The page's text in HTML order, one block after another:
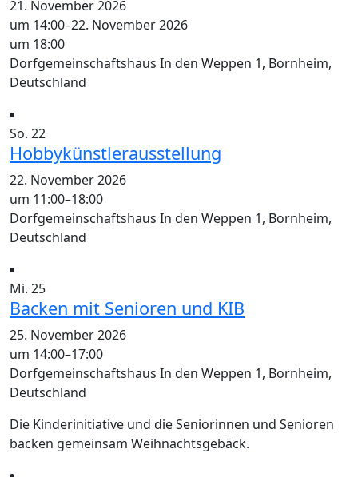
21. November 2026
um 14:00–22. November 2026
um 18:00
Dorfgemeinschaftshaus In den Weppen 1, Bornheim,
Deutschland
So. 22
Hobbykünstlerausstellung
22. November 2026
um 11:00–18:00
Dorfgemeinschaftshaus In den Weppen 1, Bornheim,
Deutschland
Mi. 25
Backen mit Senioren und KIB
25. November 2026
um 14:00–17:00
Dorfgemeinschaftshaus In den Weppen 1, Bornheim,
Deutschland
Die Kinderinitiative und die Seniorinnen und Senioren
backen gemeinsam Weihnachtsgebäck.